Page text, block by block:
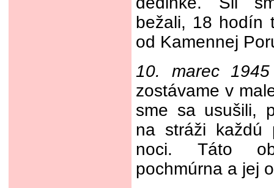
bežali, 18 hodín
od Kamennej
10. marec 1945
zostávame v
sme sa usušili,
na stráži
noci. Táto
pochmúrna a jej